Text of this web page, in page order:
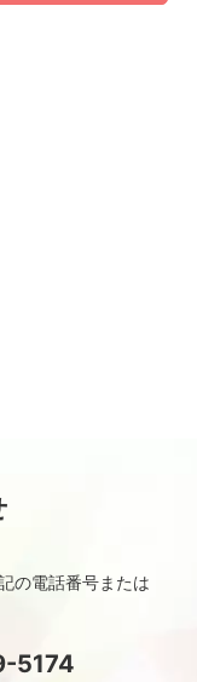
の電話番号または
5174